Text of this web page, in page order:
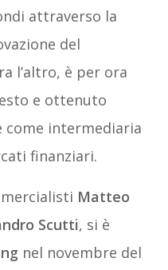
attraverso la
del
l’altro, è per ora
e ottenuto
come intermediaria
finanziari.
Matteo
Scutti, si è
nel novembre del